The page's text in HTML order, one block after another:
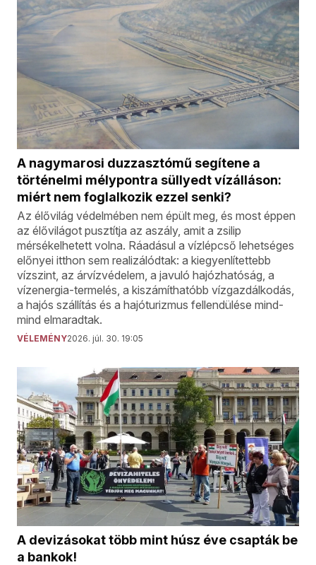
A nagymarosi duzzasztómű segítene a
történelmi mélypontra süllyedt vízálláson:
miért nem foglalkozik ezzel senki?
Az élővilág védelmében nem épült meg, és most éppen
az élővilágot pusztítja az aszály, amit a zsilip
mérsékelhetett volna. Ráadásul a vízlépcső lehetséges
előnyei itthon sem realizálódtak: a kiegyenlítettebb
vízszint, az árvízvédelem, a javuló hajózhatóság, a
vízenergia-termelés, a kiszámíthatóbb vízgazdálkodás,
a hajós szállítás és a hajóturizmus fellendülése mind-
mind elmaradtak.
VÉLEMÉNY2026. júl. 30. 19:05
A devizásokat több mint húsz éve csapták be
a bankok!